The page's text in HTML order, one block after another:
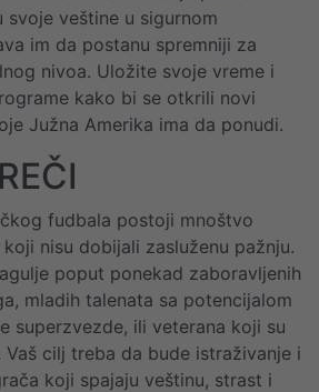
svoje veštine u sigurnom
im da postanu spremniji za
nivoa. Uložite svoje vreme i
kako bi se otkrili novi
Južna Amerika ima da ponudi.
fudbala postoji mnoštvo
nisu dobijali zasluženu pažnju.
poput ponekad zaboravljenih
mladih talenata sa potencijalom
superzvezde, ili veterana koji su
cilj treba da bude istraživanje i
koji spajaju veštinu, strast i